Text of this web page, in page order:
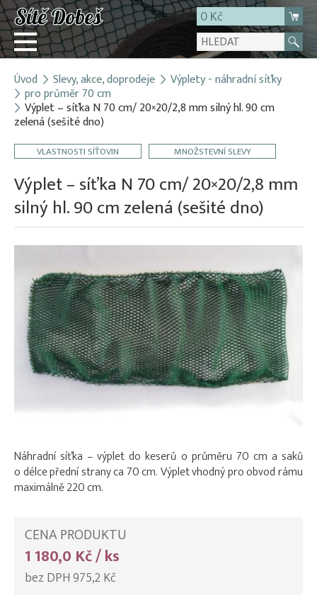
0 Kč
Přihlásit
Registrace
O firmě
Kontakt
Úvod Slevy, akce, doprodeje Výplety - náhradní síťky
pro průměr 70 cm
Výplet – síťka N 70 cm/ 20×20/2,8 mm silný hl. 90 cm
zelená (sešité dno)
VLASTNOSTI SÍŤOVIN MNOŽSTEVNÍ SLEVY
Výplet – síťka N 70 cm/ 20×20/2,8 mm
silný hl. 90 cm zelená (sešité dno)
Náhradní síťka – výplet do keserů o průměru 70 cm a saků
o délce přední strany ca 70 cm. Výplet vhodný pro obvod rámu
maximálně 220 cm.
CENA PRODUKTU
1 180,0 Kč / ks
bez DPH 975,2 Kč